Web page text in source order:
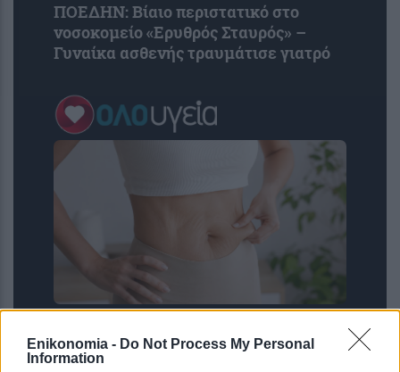
Enikonomia - Do Not Process My Personal
Information
ΠΟΕΔΗΝ: Βίαιο περιστατικό στο
νοσοκομείο «Ερυθρός Σταυρός» –
Γυναίκα ασθενής τραυμάτισε γιατρό
πραγματικά λειτουργεί στη σύσφιξη